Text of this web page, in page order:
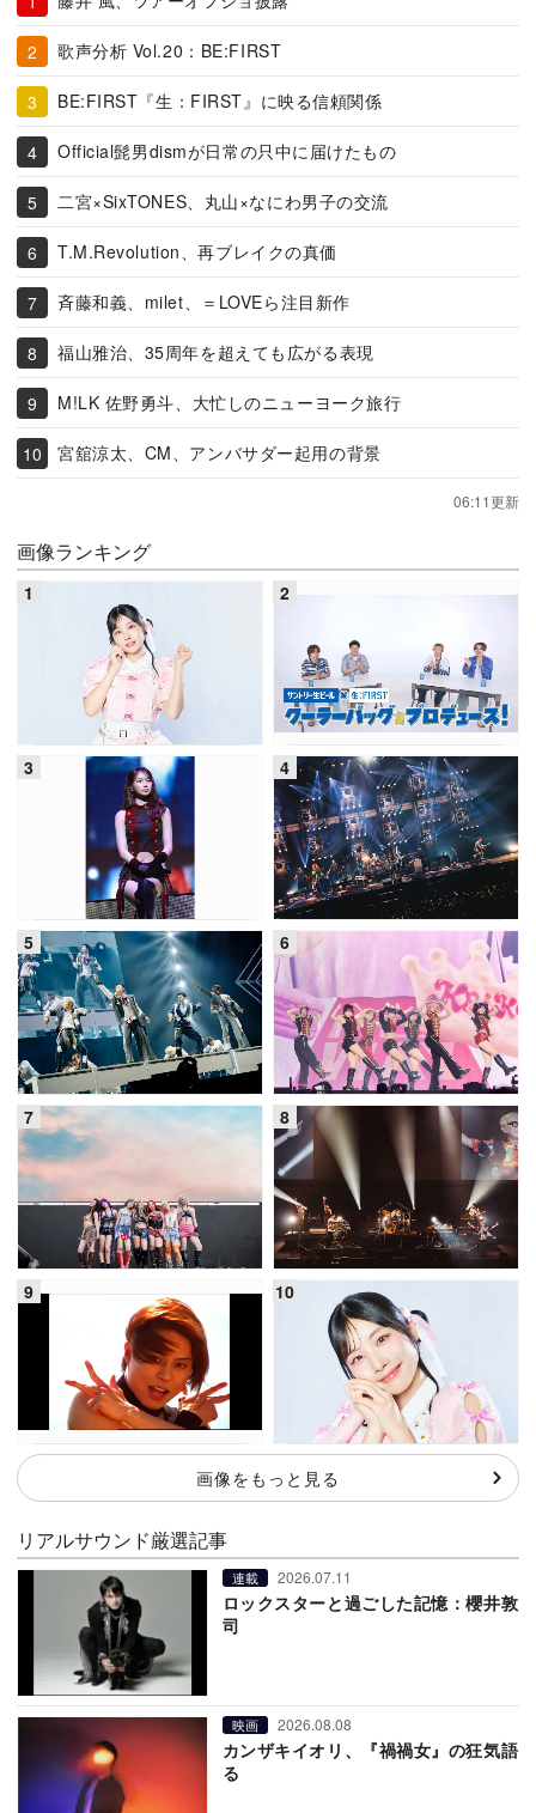
歌声分析 Vol.20：BE:FIRST
BE:FIRST『生：FIRST』に映る信頼関係
Official髭男dismが日常の只中に届けたもの
二宮×SixTONES、丸山×なにわ男子の交流
T.M.Revolution、再ブレイクの真価
斉藤和義、milet、＝LOVEら注目新作
福山雅治、35周年を超えても広がる表現
M!LK 佐野勇斗、大忙しのニューヨーク旅行
宮舘涼太、CM、アンバサダー起用の背景
06:11更新
画像ランキング
画像をもっと見る
リアルサウンド厳選記事
連載 2026.07.11
ロックスターと過ごした記憶：櫻井敦
司
映画 2026.08.08
カンザキイオリ、『禍禍女』の狂気語
る